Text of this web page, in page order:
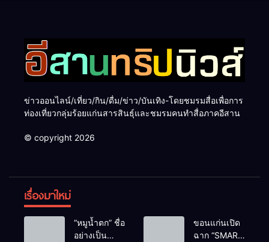
ข่าวออนไลน์/เที่ยว/กิน/ดื่ม/ข่าว/บันเทิง-โดยชมรมสื่อเพื่อการ
ท่องเที่ยวกลุ่มร้อยแก่นสารสินธุ์และชมรมคนทำสื่อภาคอีสาน
© copyright 2026
เรื่องมาใหม่
“หมูน้ำตก” ชื่อ
อย่างเป็น
ขอนแก่นเปิด
ฉาก “SMART